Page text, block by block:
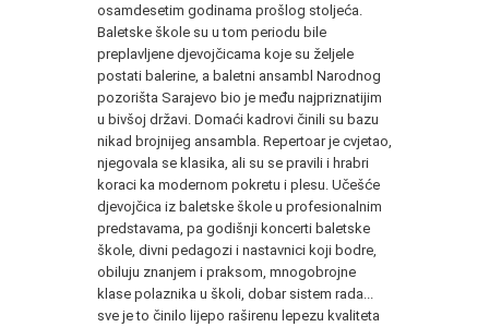
osamdesetim godinama prošlog stoljeća.
Baletske škole su u tom periodu bile
preplavljene djevojčicama koje su željele
postati balerine, a baletni ansambl Narodnog
pozorišta Sarajevo bio je među najpriznatijim
u bivšoj državi. Domaći kadrovi činili su bazu
nikad brojnijeg ansambla. Repertoar je cvjetao,
njegovala se klasika, ali su se pravili i hrabri
koraci ka modernom pokretu i plesu. Učešće
djevojčica iz baletske škole u profesionalnim
predstavama, pa godišnji koncerti baletske
škole, divni pedagozi i nastavnici koji bodre,
obiluju znanjem i praksom, mnogobrojne
klase polaznika u školi, dobar sistem rada...
sve je to činilo lijepo raširenu lepezu kvaliteta